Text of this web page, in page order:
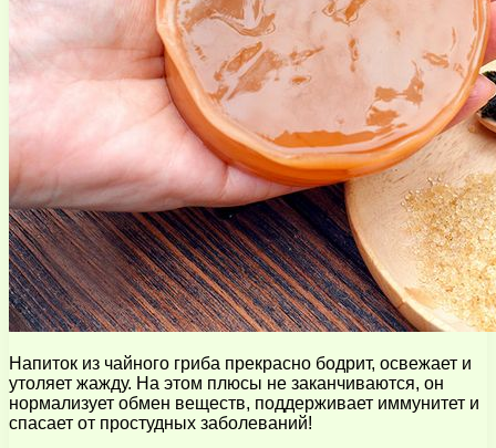
Напиток из чайного гриба прекрасно бодрит, освежает и
утоляет жажду. На этом плюсы не заканчиваются, он
нормализует обмен веществ, поддерживает иммунитет и
спасает от простудных заболеваний!